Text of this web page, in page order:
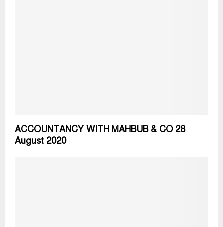
ACCOUNTANCY WITH MAHBUB & CO 28
August 2020